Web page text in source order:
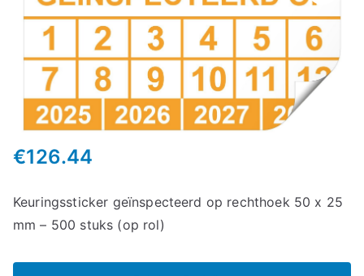
🔍
€126.44
Keuringssticker geïnspecteerd op rechthoek 50 x 25
mm – 500 stuks (op rol)